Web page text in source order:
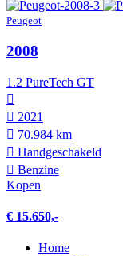
Peugeot
2008
1.2 PureTech GT
2021
70.984 km
Hand­geschakeld
Benzine
Kopen
€ 15.650,-
Home